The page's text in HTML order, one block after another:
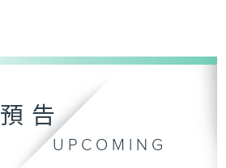
預告
UPCOMING